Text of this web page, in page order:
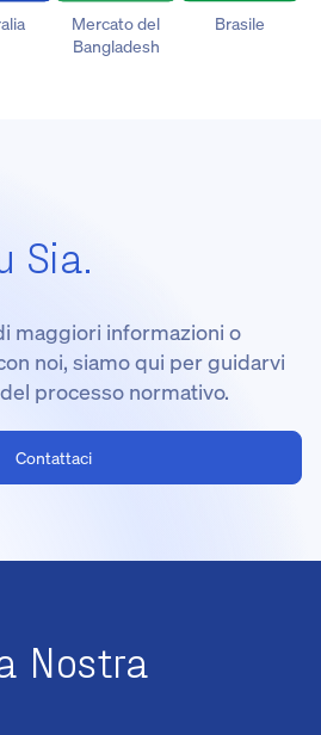
Mercato del
Bangladesh
Brasile
Sia.
maggiori informazioni o
noi, siamo qui per guidarvi
processo normativo.
Contattaci
Nostra